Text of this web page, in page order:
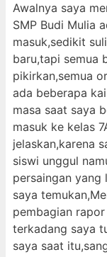
Awalnya saya
SMP Budi Mulia
masuk,sedikit
baru,tapi semua
pikirkan,semua
ada beberapa
masa saat saya
masuk ke kelas
jelaskan,karena
siswi unggul
persaingan yang
saya
pembagian
terkadang saya
saya saat